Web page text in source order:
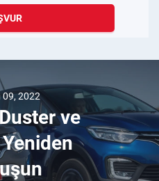
09, 2022
ve